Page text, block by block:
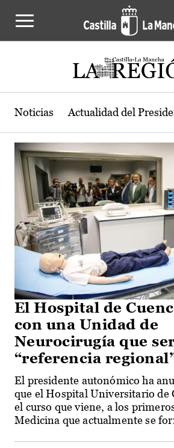
Actualidad de la
Noticias Actualidad del
El Hospital de
con una Unidad de
Neurocirugía que
“referencia
El presidente autonómico ha
que el Hospital Universitario de
el curso que viene, a los
Medicina que actualmente se